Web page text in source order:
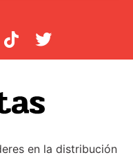
en la distribución